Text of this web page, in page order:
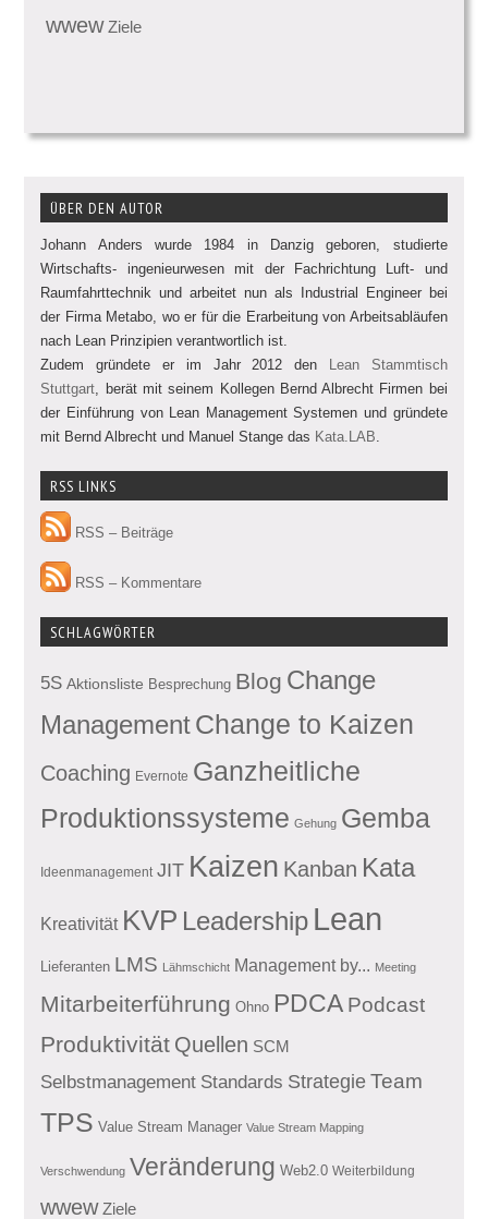
wwew Ziele
ÜBER DEN AUTOR
Johann Anders wurde 1984 in Danzig geboren, studierte
Wirtschafts- ingenieurwesen mit der Fachrichtung Luft- und
Raumfahrttechnik und arbeitet nun als Industrial Engineer bei
der Firma Metabo, wo er für die Erarbeitung von Arbeitsabläufen
nach Lean Prinzipien verantwortlich ist.
Zudem gründete er im Jahr 2012 den Lean Stammtisch
Stuttgart , berät mit seinem Kollegen Bernd Albrecht Firmen bei
der Einführung von Lean Management Systemen und gründete
mit Bernd Albrecht und Manuel Stange das Kata.LAB
RSS LINKS
RSS – Beiträge
RSS – Kommentare
SCHLAGWÖRTER
5S Aktionsliste Besprechung Blog Change
ManagementChange to Kaizen
Coaching Evernote Ganzheitliche
Produktionssysteme Gehung Gemba
Ideenmanagement JIT Kaizen Kanban Kata
Kreativität KVP Leadership Lean
Lieferanten LMS Lähmschicht Management by... Meeting
Mitarbeiterführung Ohno PDCA Podcast
Produktivität Quellen SCM
Selbstmanagement Standards Strategie Team
TPS Value Stream Manager Value Stream Mapping
Verschwendung Veränderung Web2.0 Weiterbildung
wwew Ziele